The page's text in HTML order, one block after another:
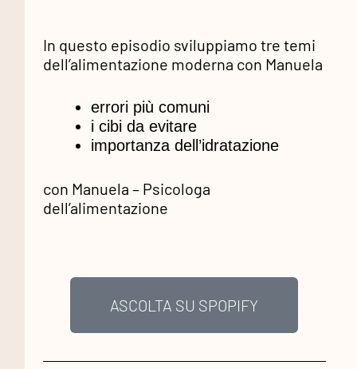
In questo episodio sviluppiamo tre temi
dell’alimentazione moderna con Manuela
errori più comuni
i cibi da evitare
importanza dell’idratazione
con Manuela – Psicologa
dell’alimentazione
ASCOLTA SU SPOPIFY